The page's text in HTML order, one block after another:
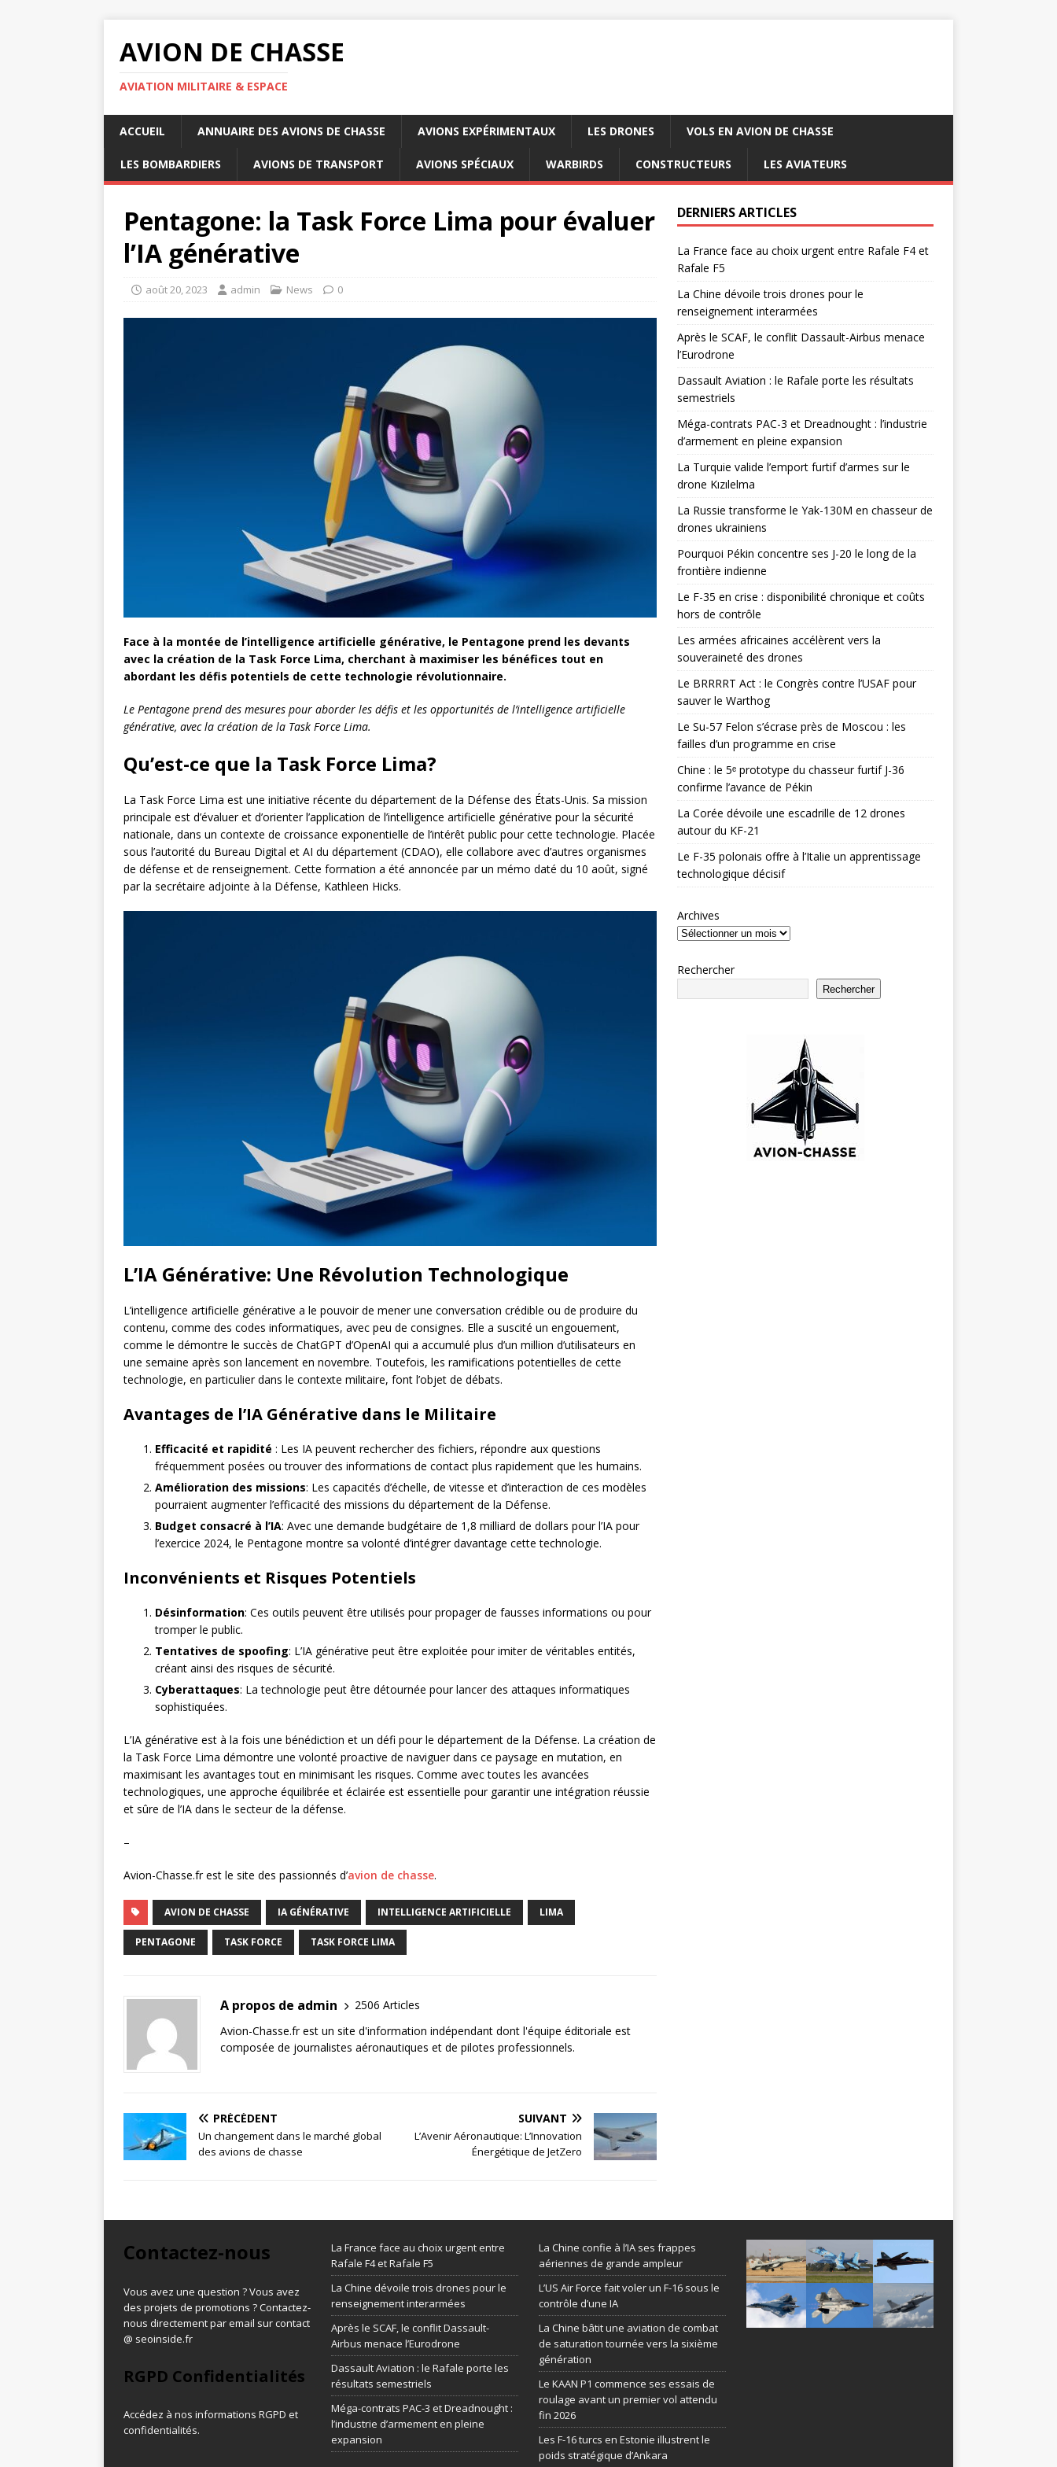
AVION DE CHASSE
AVIATION MILITAIRE & ESPACE
ACCUEIL ANNUAIRE DES AVIONS DE CHASSE AVIONS EXPÉRIMENTAUX LES DRONES VOLS EN AVION DE CHASSE
LES BOMBARDIERS AVIONS DE TRANSPORT AVIONS SPÉCIAUX WARBIRDS CONSTRUCTEURS LES AVIATEURS
Pentagone: la Task Force Lima pour évaluer
l’IA générative
août 20, 2023 admin News 0
Face à la montée de l’intelligence artificielle générative, le Pentagone prend les devants
avec la création de la Task Force Lima, cherchant à maximiser les bénéfices tout en
abordant les défis potentiels de cette technologie révolutionnaire.
Le Pentagone prend des mesures pour aborder les défis et les opportunités de l’intelligence artificielle
générative, avec la création de la Task Force Lima.
Qu’est-ce que la Task Force Lima?
La Task Force Lima est une initiative récente du département de la Défense des États-Unis. Sa mission
principale est d’évaluer et d’orienter l’application de l’intelligence artificielle générative pour la sécurité
nationale, dans un contexte de croissance exponentielle de l’intérêt public pour cette technologie. Placée
sous l’autorité du Bureau Digital et AI du département (CDAO), elle collabore avec d’autres organismes
de défense et de renseignement. Cette formation a été annoncée par un mémo daté du 10 août, signé
par la secrétaire adjointe à la Défense, Kathleen Hicks.
L’IA Générative: Une Révolution Technologique
L’intelligence artificielle générative a le pouvoir de mener une conversation crédible ou de produire du
contenu, comme des codes informatiques, avec peu de consignes. Elle a suscité un engouement,
comme le démontre le succès de ChatGPT d’OpenAI qui a accumulé plus d’un million d’utilisateurs en
une semaine après son lancement en novembre. Toutefois, les ramifications potentielles de cette
technologie, en particulier dans le contexte militaire, font l’objet de débats.
Avantages de l’IA Générative dans le Militaire
Efficacité et rapidité : Les IA peuvent rechercher des fichiers, répondre aux questions
fréquemment posées ou trouver des informations de contact plus rapidement que les humains.
Amélioration des missions: Les capacités d’échelle, de vitesse et d’interaction de ces modèles
pourraient augmenter l’efficacité des missions du département de la Défense.
Budget consacré à l’IA: Avec une demande budgétaire de 1,8 milliard de dollars pour l’IA pour
l’exercice 2024, le Pentagone montre sa volonté d’intégrer davantage cette technologie.
Inconvénients et Risques Potentiels
Désinformation: Ces outils peuvent être utilisés pour propager de fausses informations ou pour
tromper le public.
Tentatives de spoofing: L’IA générative peut être exploitée pour imiter de véritables entités,
créant ainsi des risques de sécurité.
Cyberattaques: La technologie peut être détournée pour lancer des attaques informatiques
sophistiquées.
L’IA générative est à la fois une bénédiction et un défi pour le département de la Défense. La création de
la Task Force Lima démontre une volonté proactive de naviguer dans ce paysage en mutation, en
maximisant les avantages tout en minimisant les risques. Comme avec toutes les avancées
technologiques, une approche équilibrée et éclairée est essentielle pour garantir une intégration réussie
et sûre de l’IA dans le secteur de la défense.
–
Avion-Chasse.fr est le site des passionnés d’avion de chasse.
AVION DE CHASSE IA GÉNÉRATIVE INTELLIGENCE ARTIFICIELLE LIMA
PENTAGONE TASK FORCE TASK FORCE LIMA
A propos de admin
2506 Articles
Avion-Chasse.fr est un site d'information indépendant dont l'équipe éditoriale est
composée de journalistes aéronautiques et de pilotes professionnels.
PRÉCÉDENT
Un changement dans le marché global
des avions de chasse
SUIVANT
L’Avenir Aéronautique: L’Innovation
Énergétique de JetZero
DERNIERS ARTICLES
La France face au choix urgent entre Rafale F4 et
Rafale F5
La Chine dévoile trois drones pour le
renseignement interarmées
Après le SCAF, le conflit Dassault-Airbus menace
l’Eurodrone
Dassault Aviation : le Rafale porte les résultats
semestriels
Méga-contrats PAC-3 et Dreadnought : l’industrie
d’armement en pleine expansion
La Turquie valide l’emport furtif d’armes sur le
drone Kızılelma
La Russie transforme le Yak-130M en chasseur de
drones ukrainiens
Pourquoi Pékin concentre ses J-20 le long de la
frontière indienne
Le F-35 en crise : disponibilité chronique et coûts
hors de contrôle
Les armées africaines accélèrent vers la
souveraineté des drones
Le BRRRRT Act : le Congrès contre l’USAF pour
sauver le Warthog
Le Su-57 Felon s’écrase près de Moscou : les
failles d’un programme en crise
Chine : le 5ᵉ prototype du chasseur furtif J-36
confirme l’avance de Pékin
La Corée dévoile une escadrille de 12 drones
autour du KF-21
Le F-35 polonais offre à l’Italie un apprentissage
technologique décisif
Archives
Rechercher
Rechercher
Contactez-nous
Vous avez une question ? Vous avez
des projets de promotions ? Contactez-
nous directement par email sur contact
@ seoinside.fr
RGPD Confidentialités
Accédez à nos informations RGPD et
confidentialités.
La France face au choix urgent entre
Rafale F4 et Rafale F5
La Chine dévoile trois drones pour le
renseignement interarmées
Après le SCAF, le conflit Dassault-
Airbus menace l’Eurodrone
Dassault Aviation : le Rafale porte les
résultats semestriels
Méga-contrats PAC-3 et Dreadnought :
l’industrie d’armement en pleine
expansion
La Chine confie à l’IA ses frappes
aériennes de grande ampleur
L’US Air Force fait voler un F-16 sous le
contrôle d’une IA
La Chine bâtit une aviation de combat
de saturation tournée vers la sixième
génération
Le KAAN P1 commence ses essais de
roulage avant un premier vol attendu
fin 2026
Les F-16 turcs en Estonie illustrent le
poids stratégique d’Ankara